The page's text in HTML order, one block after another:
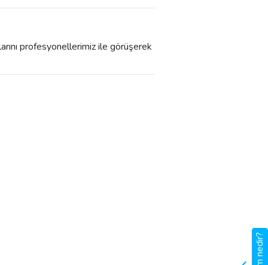
profesyonellerimiz ile görüşerek